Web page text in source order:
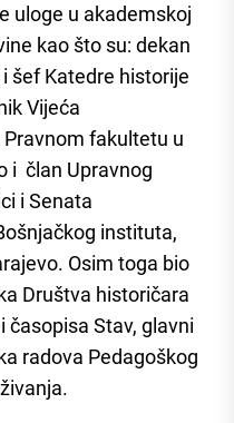
uloge u akademskoj
kao što su: dekan
šef Katedre historije
Vijeća
fakultetu u
i član Upravnog
i Senata
instituta,
Osim toga bio
Društva historičara
časopisa Stav, glavni
radova Pedagoškog